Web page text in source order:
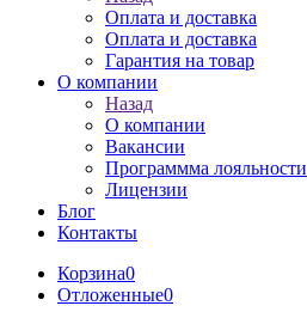
Оплата и доставка
Оплата и доставка
Гарантия на товар
О компании
Назад
О компании
Вакансии
Программма лояльности
Лицензии
Блог
Контакты
Корзина0
Отложенные0